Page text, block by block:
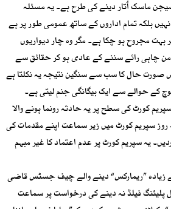
ماسک اُتار دینے کی طرح ہے۔ یہ مسئلہ
بلکہ تمام اداروں کے ساتھ عمومی طور پر ہے
بہت مجروح ہو چکا ہے۔ مگر وہ چار دیواریوں
رائے سننے کے عادی ہو کر حقائق سے
صورت حال کا سب سے سنگین نتیجہ یہ نکلتا ہے
کے حوالے سے ایک بیگانگی جنم لیتی ہے۔
کورٹ کی سطح پر یہ حادثہ رونما ہونے والا
سپریم کورٹ میں زیر سماعت اپنے مقدمات کی
یہ سپریم کورٹ پر عدم اعتماد کا غیر مبہم
”ریمارکس“ دینے والے چیف جسٹس قاضی
پلیئنگ فیلڈ نہ دینے کی درخواست پر سماعت